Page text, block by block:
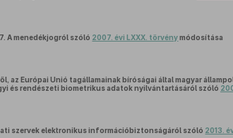
7. A menedékjogról szóló 2007. évi LXXX. törvénymódosítása
az Európai Unió tagállamainak bíróságai által magyar
és rendészeti biometrikus adatok nyilvántartásáról szóló
szervek elektronikus információbiztonságáról szóló 2013.